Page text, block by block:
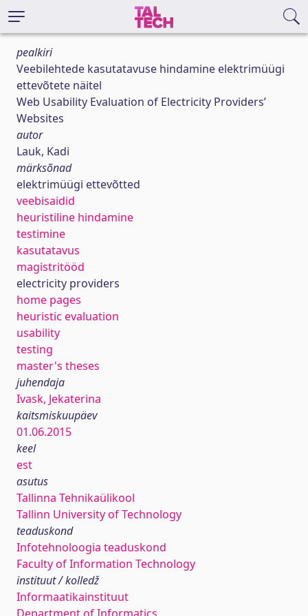
pealkiri
Veebilehtede kasutatavuse hindamine elektrimüügi
ettevõtete näitel
Web Usability Evaluation of Electricity Providers’
Websites
autor
Lauk, Kadi
märksõnad
elektrimüügi ettevõtted
veebisaidid
heuristiline hindamine
testimine
kasutatavus
magistritööd
electricity providers
home pages
heuristic evaluation
usability
testing
master's theses
juhendaja
Ivask, Jekaterina
kaitsmiskuupäev
01.06.2015
keel
est
asutus
Tallinna Tehnikaülikool
Tallinn University of Technology
teaduskond
Infotehnoloogia teaduskond
Faculty of Information Technology
instituut / kolledž
Informaatikainstituut